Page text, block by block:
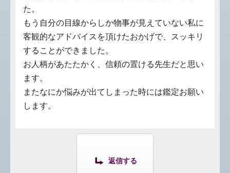
た。
もう自分の目線からしか物事が見えていない私に
客観的なアドバイスを頂けたおかげで、スッキリ
することができました。
お人柄があたたかく、信頼の置ける先生だと思い
ます。
またなにか悩みが出てしまった時には鑑定お願い
します。
返信する